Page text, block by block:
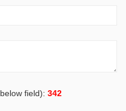
field): 342